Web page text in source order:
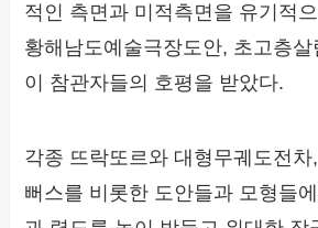
적인 측면과 미적측면을 유기적
황해남도예술극장도안, 초고층
이 참관자들의 호평을 받았다.
각종 뜨락또르와 대형무궤도전
뻐스를 비롯한 도안들과 모형들